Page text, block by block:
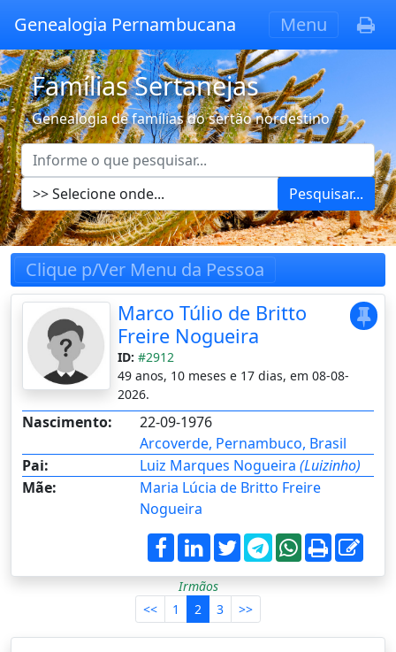
Genealogia Pernambucana Menu
Famílias Sertanejas
Genealogia de famílias do sertão nordestino
Pesquisar...
Clique p/Ver Menu da Pessoa
Marco Túlio de Britto
Freire Nogueira
ID: #2912
49 anos, 10 meses e 17 dias, em 08-08-
2026.
Nascimento:
22-09-1976
Arcoverde, Pernambuco, Brasil
Pai:
Luiz Marques Nogueira (Luizinho)
Mãe:
Maria Lúcia de Britto Freire
Nogueira
Irmãos
<<
1 2 3 >>